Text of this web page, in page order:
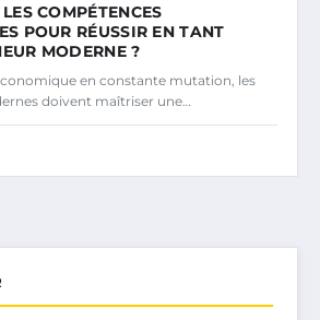
COMPÉTENCES
POUR RÉUSSIR EN TANT
MODERNE ?
en constante mutation, les
doivent maîtriser une…